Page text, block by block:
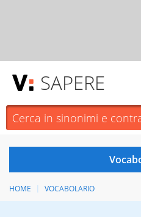
SAPERE
HOME VOCABOLARIO